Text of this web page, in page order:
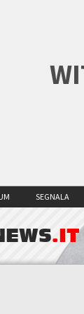
SEGNALA
.IT